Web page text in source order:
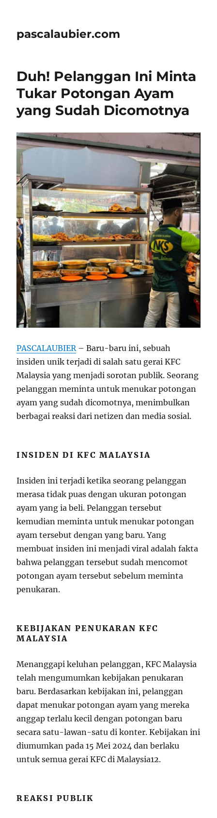
pascalaubier.com
Duh! Pelanggan Ini Minta
Tukar Potongan Ayam
yang Sudah Dicomotnya
PASCALAUBIER – Baru-baru ini, sebuah
insiden unik terjadi di salah satu gerai KFC
Malaysia yang menjadi sorotan publik. Seorang
pelanggan meminta untuk menukar potongan
ayam yang sudah dicomotnya, menimbulkan
berbagai reaksi dari netizen dan media sosial.
INSIDEN DI KFC MALAYSIA
Insiden ini terjadi ketika seorang pelanggan
merasa tidak puas dengan ukuran potongan
ayam yang ia beli. Pelanggan tersebut
kemudian meminta untuk menukar potongan
ayam tersebut dengan yang baru. Yang
membuat insiden ini menjadi viral adalah fakta
bahwa pelanggan tersebut sudah mencomot
potongan ayam tersebut sebelum meminta
penukaran.
KEBIJAKAN PENUKARAN KFC
MALAYSIA
Menanggapi keluhan pelanggan, KFC Malaysia
telah mengumumkan kebijakan penukaran
baru. Berdasarkan kebijakan ini, pelanggan
dapat menukar potongan ayam yang mereka
anggap terlalu kecil dengan potongan baru
secara satu-lawan-satu di konter. Kebijakan ini
diumumkan pada 15 Mei 2024 dan berlaku
untuk semua gerai KFC di Malaysia12.
REAKSI PUBLIK